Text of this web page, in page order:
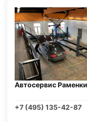
Автосервис Раменки
+7 (495) 135-42-87